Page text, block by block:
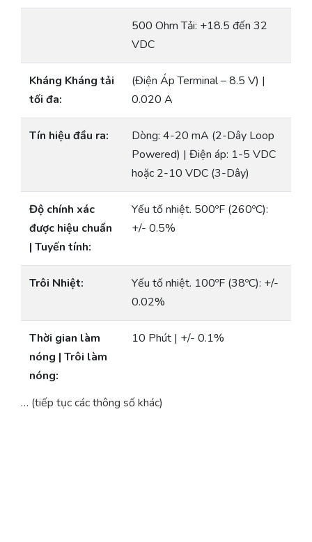
500 Ohm Tải: +18.5 đến 32
VDC
Kháng Kháng tải
tối đa:
(Điện Áp Terminal – 8.5 V) |
0.020 A
Tín hiệu đầu ra:
Dòng: 4-20 mA (2-Dây Loop
Powered) | Điện áp: 1-5 VDC
hoặc 2-10 VDC (3-Dây)
Độ chính xác
được hiệu chuẩn
| Tuyến tính:
Yếu tố nhiệt. 500ºF (260ºC):
+/- 0.5%
Trôi Nhiệt:
Yếu tố nhiệt. 100ºF (38ºC): +/-
0.02%
Thời gian làm
nóng | Trôi làm
nóng:
10 Phút | +/- 0.1%
… (tiếp tục các thông số khác)